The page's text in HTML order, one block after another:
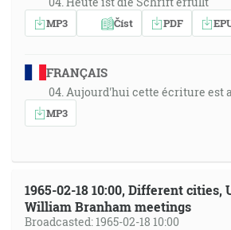
MP3 Číst PDF
FRANÇAIS
04. Aujourd'hui cette écriture est
MP3
1965-02-18 10:00, Different cities,
William Branham meetings
Broadcasted: 1965-02-18 10:00